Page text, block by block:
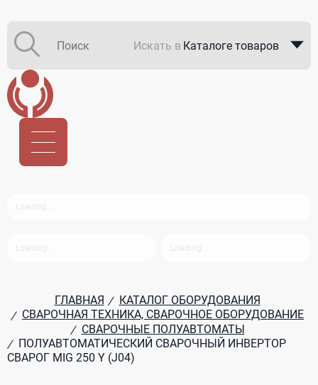
Искать в Каталоге товаров
ГЛАВНАЯ / КАТАЛОГ ОБОРУДОВАНИЯ
/ СВАРОЧНАЯ ТЕХНИКА, СВАРОЧНОЕ ОБОРУДОВАНИЕ
/ СВАРОЧНЫЕ ПОЛУАВТОМАТЫ
/ ПОЛУАВТОМАТИЧЕСКИЙ СВАРОЧНЫЙ ИНВЕРТОР
СВАРОГ MIG 250 Y (J04)